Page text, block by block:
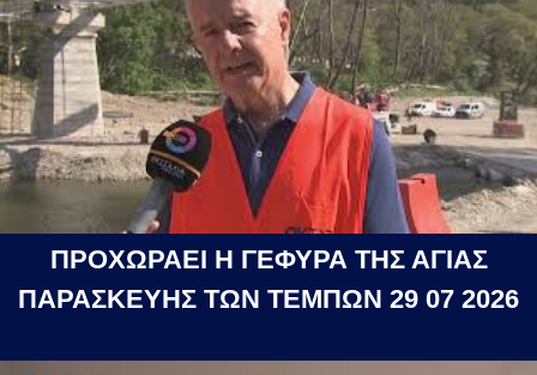
ΠΡΟΧΩΡΑΕΙ Η ΓΕΦΥΡΑ ΤΗΣ ΑΓΙΑΣ
ΠΑΡΑΣΚΕΥΗΣ ΤΩΝ ΤΕΜΠΩΝ 29 07 2026